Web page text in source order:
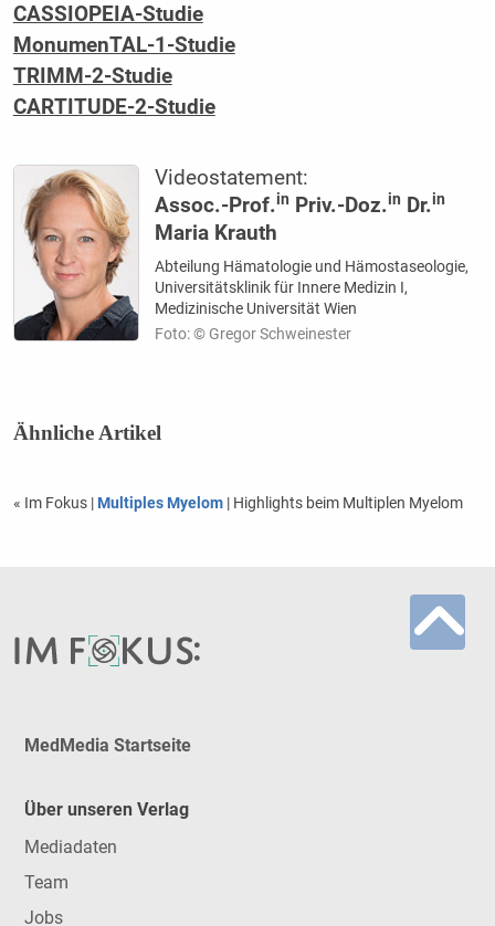
CASSIOPEIA-Studie
MonumenTAL-1-Studie
TRIMM-2-Studie
CARTITUDE-2-Studie
Videostatement:
Assoc.-Prof.in Priv.-Doz.in Dr.in
Maria Krauth
Abteilung Hämatologie und Hämostaseologie,
Universitätsklinik für Innere Medizin I,
Medizinische Universität Wien
Foto: © Gregor Schweinester
Ähnliche Artikel
« Im Fokus | Multiples Myelom| Highlights beim Multiplen Myelom
MedMedia Startseite
Über unseren Verlag
Mediadaten
Team
Jobs